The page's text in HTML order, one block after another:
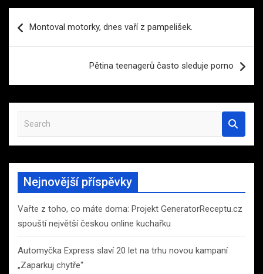
proMontoval motorky, dnes vaří z pampelišek.
Pětina teenagerů často sleduje porno
a
r
h
Nejnovější příspěvky
Vařte z toho, co máte doma: Projekt GeneratorReceptu.cz
spouští největší českou online kuchařku
Automyčka Express slaví 20 let na trhu novou kampaní
„Zaparkuj chytře“